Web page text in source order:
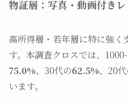
物証層：写真・動画付き
高所得層・若年層に特に強く
す。本調査クロスでは、
75.0%、30代の62.5%、20
います。